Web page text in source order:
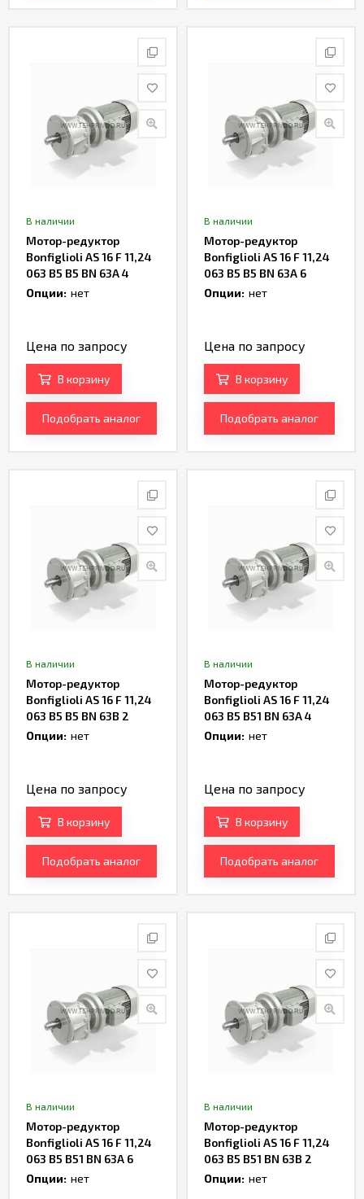
В наличии
Мотор-редуктор
Bonfiglioli AS 16 F 11,24
063 B5 B5 BN 63A 4
Артикул TH234700
Опции: нет
Цена по запросу
В корзину
Подобрать аналог
В наличии
Мотор-редуктор
Bonfiglioli AS 16 F 11,24
063 B5 B5 BN 63A 6
Артикул TH234184
Опции: нет
Цена по запросу
В корзину
Подобрать аналог
В наличии
Мотор-редуктор
Bonfiglioli AS 16 F 11,24
063 B5 B5 BN 63B 2
Артикул TH236356
Опции: нет
Цена по запросу
В корзину
Подобрать аналог
В наличии
Мотор-редуктор
Bonfiglioli AS 16 F 11,24
063 B5 B51 BN 63A 4
Артикул TH234701
Опции: нет
Цена по запросу
В корзину
Подобрать аналог
В наличии
Мотор-редуктор
Bonfiglioli AS 16 F 11,24
063 B5 B51 BN 63A 6
Артикул TH234185
Опции: нет
В наличии
Мотор-редуктор
Bonfiglioli AS 16 F 11,24
063 B5 B51 BN 63B 2
Артикул TH236357
Опции: нет